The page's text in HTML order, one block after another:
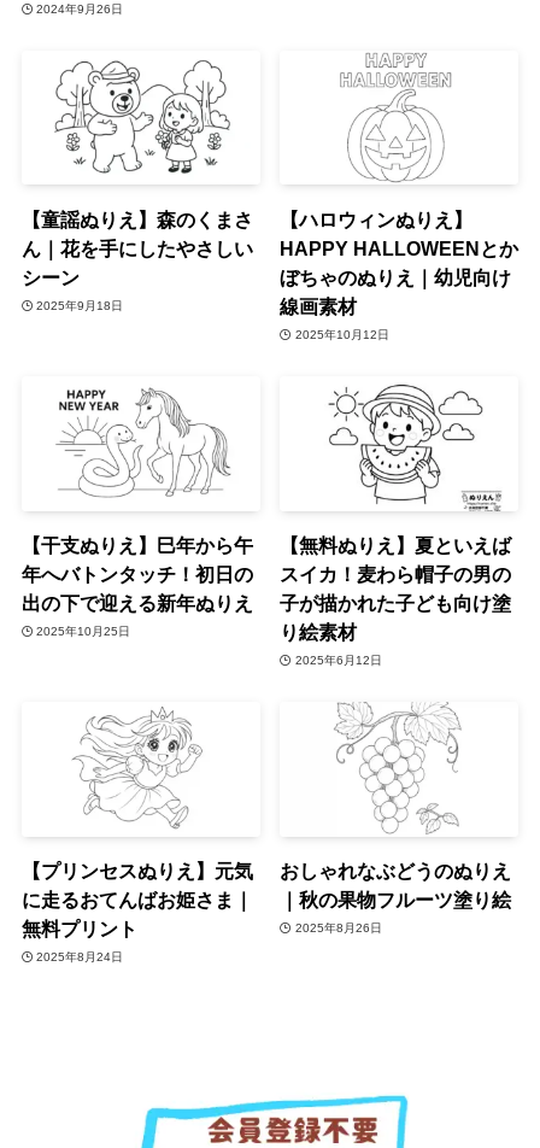
2024年9月26日
【童謡ぬりえ】森のくまさ
ん｜花を手にしたやさしい
シーン
2025年9月18日
【ハロウィンぬりえ】
HAPPY HALLOWEENとか
ぼちゃのぬりえ｜幼児向け
線画素材
2025年10月12日
【干支ぬりえ】巳年から午
年へバトンタッチ！初日の
出の下で迎える新年ぬりえ
2025年10月25日
【無料ぬりえ】夏といえば
スイカ！麦わら帽子の男の
子が描かれた子ども向け塗
り絵素材
2025年6月12日
【プリンセスぬりえ】元気
に走るおてんばお姫さま｜
無料プリント
2025年8月24日
おしゃれなぶどうのぬりえ
｜秋の果物フルーツ塗り絵
2025年8月26日